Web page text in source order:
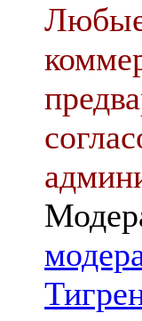
Любые